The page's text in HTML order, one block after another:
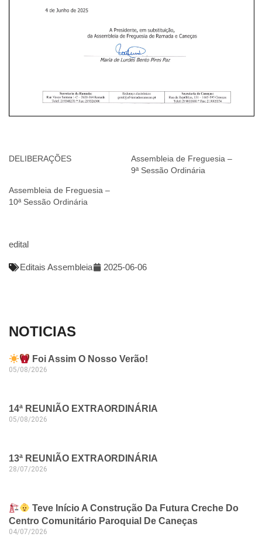
DELIBERAÇÕES
Assembleia de Freguesia –
9ª Sessão Ordinária
Assembleia de Freguesia –
10ª Sessão Ordinária
edital
Editais Assembleia 2025-06-06
NOTICIAS
Foi Assim O Nosso Verão!
05/08/2026
14ª REUNIÃO EXTRAORDINÁRIA
05/08/2026
13ª REUNIÃO EXTRAORDINÁRIA
28/07/2026
Teve Início A Construção Da Futura Creche Do
Centro Comunitário Paroquial De Caneças
04/07/2026